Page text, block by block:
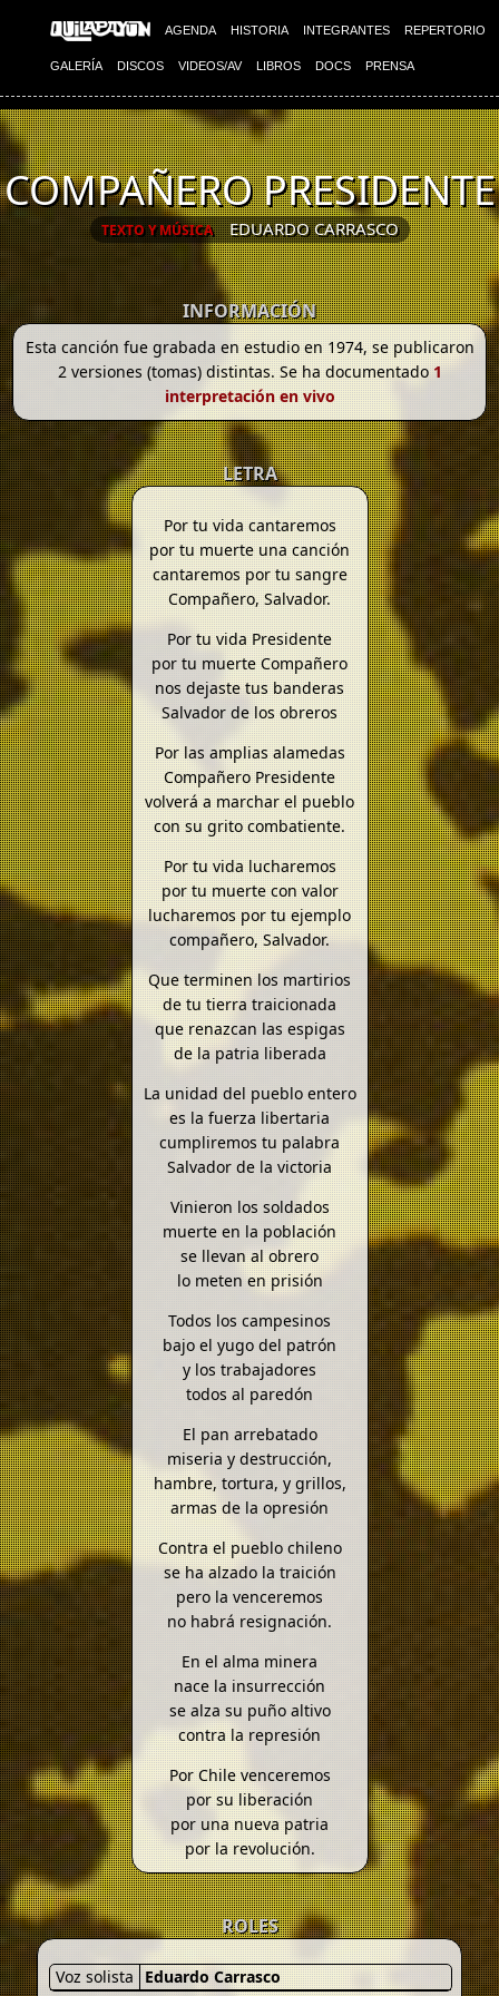
AGENDA HISTORIA INTEGRANTES REPERTORIO
GALERÍA DISCOS VIDEOS/AV LIBROS DOCS PRENSA
COMPAÑERO PRESIDENTE
TEXTO Y MÚSICA EDUARDO CARRASCO
INFORMACIÓN
Esta canción fue grabada en estudio en 1974, se publicaron
2 versiones (tomas) distintas. Se ha documentado1
interpretación en vivo
LETRA
Por tu vida cantaremos
por tu muerte una canción
cantaremos por tu sangre
Compañero, Salvador.
Por tu vida Presidente
por tu muerte Compañero
nos dejaste tus banderas
Salvador de los obreros
Por las amplias alamedas
Compañero Presidente
volverá a marchar el pueblo
con su grito combatiente.
Por tu vida lucharemos
por tu muerte con valor
lucharemos por tu ejemplo
compañero, Salvador.
Que terminen los martirios
de tu tierra traicionada
que renazcan las espigas
de la patria liberada
La unidad del pueblo entero
es la fuerza libertaria
cumpliremos tu palabra
Salvador de la victoria
Vinieron los soldados
muerte en la población
se llevan al obrero
lo meten en prisión
Todos los campesinos
bajo el yugo del patrón
y los trabajadores
todos al paredón
El pan arrebatado
miseria y destrucción,
hambre, tortura, y grillos,
armas de la opresión
Contra el pueblo chileno
se ha alzado la traición
pero la venceremos
no habrá resignación.
En el alma minera
nace la insurrección
se alza su puño altivo
contra la represión
Por Chile venceremos
por su liberación
por una nueva patria
por la revolución.
ROLES
Voz solista Eduardo Carrasco